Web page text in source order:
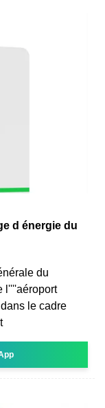
d énergie du
du
l''''aéroport
le cadre